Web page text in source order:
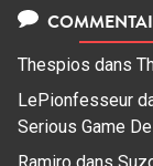
Thespios dans
LePionfesseur
Serious Game